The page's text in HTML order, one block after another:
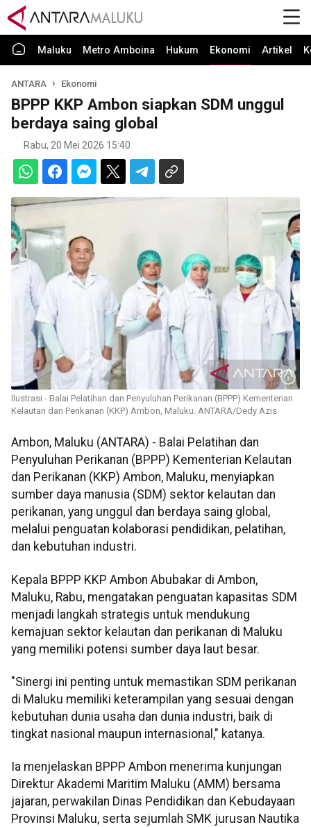
Maluku Metro Amboina Hukum Ekonomi Artikel
ANTARA Ekonomi
BPPP KKP Ambon siapkan SDM unggul
berdaya saing global
Rabu, 20 Mei 2026 15:40
Ilustrasi - Balai Pelatihan dan Penyuluhan Perikanan (BPPP) Kementerian
Kelautan dan Perikanan (KKP) Ambon, Maluku. ANTARA/Dedy Azis
Ambon, Maluku (ANTARA) - Balai Pelatihan dan
Penyuluhan Perikanan (BPPP) Kementerian Kelautan
dan Perikanan (KKP) Ambon, Maluku, menyiapkan
sumber daya manusia (SDM) sektor kelautan dan
perikanan, yang unggul dan berdaya saing global,
melalui penguatan kolaborasi pendidikan, pelatihan,
dan kebutuhan industri.
Kepala BPPP KKP Ambon Abubakar di Ambon,
Maluku, Rabu, mengatakan penguatan kapasitas SDM
menjadi langkah strategis untuk mendukung
kemajuan sektor kelautan dan perikanan di Maluku
yang memiliki potensi sumber daya laut besar.
"Sinergi ini penting untuk memastikan SDM perikanan
di Maluku memiliki keterampilan yang sesuai dengan
kebutuhan dunia usaha dan dunia industri, baik di
tingkat nasional maupun internasional," katanya.
Ia menjelaskan BPPP Ambon menerima kunjungan
Direktur Akademi Maritim Maluku (AMM) bersama
jajaran, perwakilan Dinas Pendidikan dan Kebudayaan
Provinsi Maluku, serta sejumlah SMK jurusan Nautika